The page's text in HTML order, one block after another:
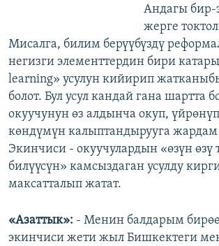
Андагы бир-
жерге
Мисалга, билим берүүбүздү
негизги элементтердин бири
learning» усулун кийирип
болот. Бул усул кандай гана шартта
окуучунун өз алдынча окуп,
көндүмүн калыптандырууга жардам
Экинчиси - окуучулардын «өзүн өзү
билүүсүн» камсыздаган усулду
максатталып жатат.
«Азаттык»: - Менин балдарым
экинчиси жети жыл Бишкектеги